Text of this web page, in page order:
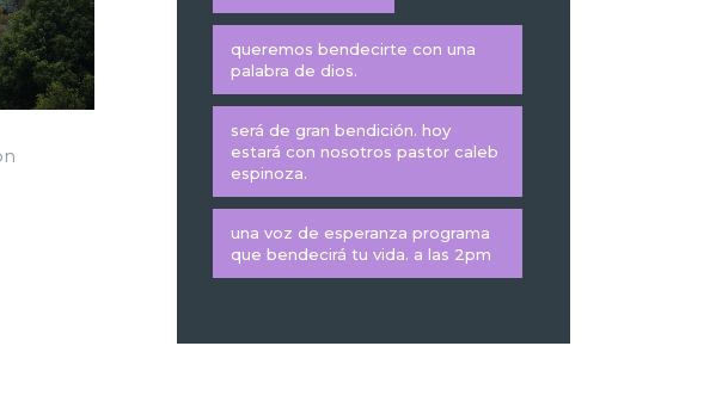
queremos bendecirte con una
palabra de dios.
será de gran bendición. hoy
estará con nosotros pastor caleb
espinoza.
una voz de esperanza programa
que bendecirá tu vida. a las 2pm